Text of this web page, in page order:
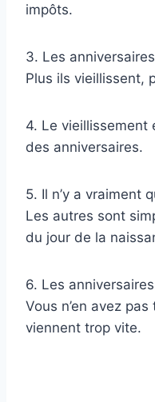
impôts.
3. Les
Plus ils vieillissent,
4. Le vieillissement
des anniversaires.
5. Il n’y a vraiment
Les autres sont
du jour de la
6. Les
Vous n’en avez
viennent trop vite.